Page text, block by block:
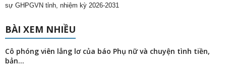
sự GHPGVN tỉnh, nhiệm kỳ 2026-2031
BÀI XEM NHIỀU
Cô phóng viên lẳng lơ của báo Phụ nữ và chuyện tình tiền,
bản...